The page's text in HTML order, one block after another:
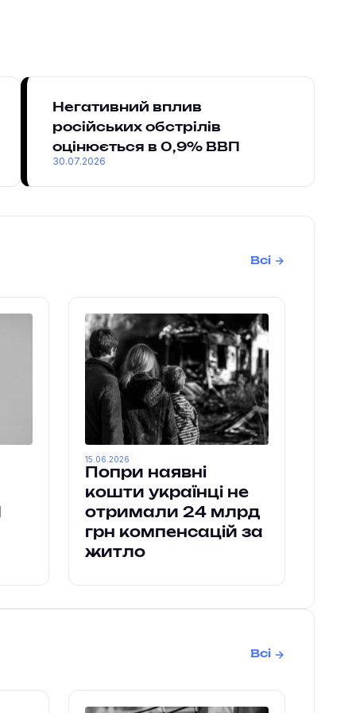
Негативний вплив
російських обстрілів
оцінюється в 0,9% ВВП
30.07.2026
Всі
Попри наявні
кошти українці не
отримали 24 млрд
грн компенсацій за
житло
15.06.2026
Всі